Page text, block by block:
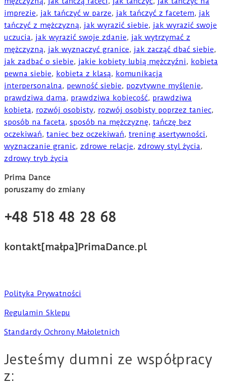
imprezie, jak tańczyć w parze, jak tańczyć z facetem, jak
tańczyć z mężczyzną, jak wyrazić siebie, jak wyrazić swoje
uczucia, jak wyrazić swoje zdanie, jak wytrzymać z
mężczyzną, jak wyznaczyć granice, jak zacząć dbać siebie,
jak zadbać o siebie, jakie kobiety lubią mężczyźni, kobieta
pewna siebie, kobieta z klasą, komunikacja
interpersonalna, pewność siebie, pozytywne myślenie,
prawdziwa dama, prawdziwa kobiecość, prawdziwa
kobieta, rozwój osobisty, rozwój osobisty poprzez taniec,
sposób na faceta, sposób na mężczyznę, tańczę bez
oczekiwań, taniec bez oczekiwań, trening asertywności,
wyznaczanie granic, zdrowe relacje, zdrowy styl życia,
zdrowy tryb życia
Prima Dance
poruszamy do zmiany
+48 518 48 28 68
kontakt[małpa]PrimaDance.pl
Polityka Prywatności
Regulamin Sklepu
Standardy Ochrony Małoletnich
Jesteśmy dumni ze współpracy
z: